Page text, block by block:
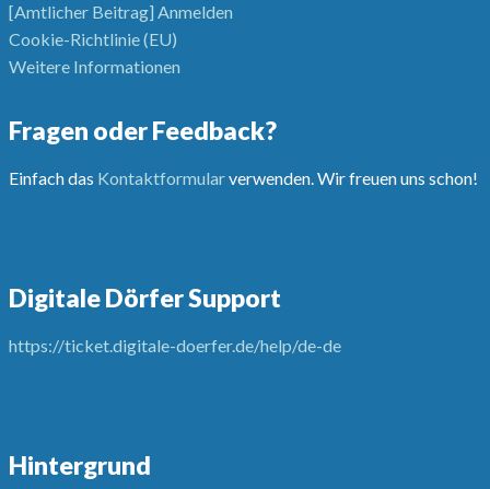
[Amtlicher Beitrag] Anmelden
Cookie-Richtlinie (EU)
Weitere Informationen
Fragen oder Feedback?
Einfach das Kontaktformularverwenden. Wir freuen uns schon!
Digitale Dörfer Support
https://ticket.digitale-doerfer.de/help/de-de
Hintergrund